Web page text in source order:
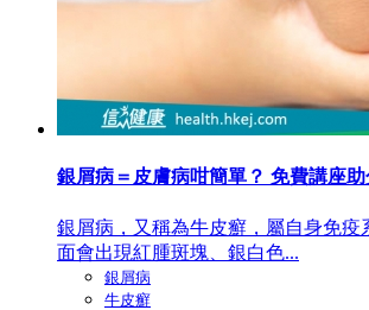
銀屑病＝皮膚病咁簡單？ 免費講座
銀屑病，又稱為牛皮癬，屬自身免疫
面會出現紅腫斑塊、銀白色...
銀屑病
牛皮癬